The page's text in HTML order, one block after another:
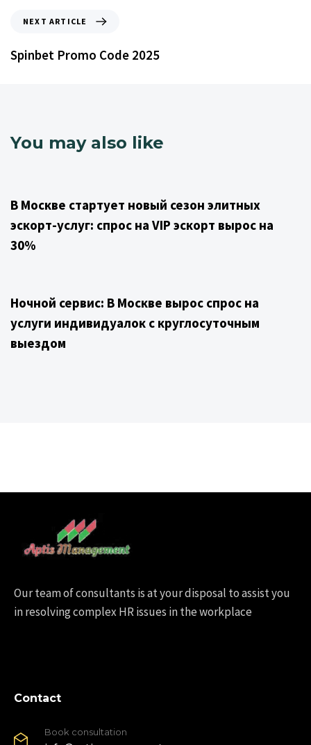
NEXT ARTICLE
Spinbet Promo Code 2025
You may also like
В Москве стартует новый сезон элитных
эскорт-услуг: спрос на VIP эскорт вырос на
30%
Ночной сервис: В Москве вырос спрос на
услуги индивидуалок с круглосуточным
выездом
Our team of consultants is at your disposal to assist you
in resolving complex HR issues in the workplace
Contact
Book consultation